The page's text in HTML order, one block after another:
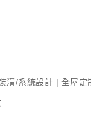
潢/系統設計 | 全屋定